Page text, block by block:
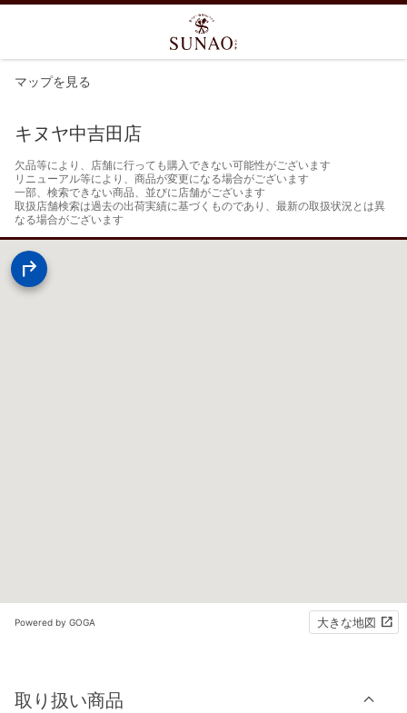
マップを見る
キヌヤ中吉田店
欠品等により、店舗に行っても購入できない可能性がございます
リニューアル等により、商品が変更になる場合がございます
一部、検索できない商品、並びに店舗がございます
取扱店舗検索は過去の出荷実績に基づくものであり、最新の取扱状況とは異
なる場合がございます
Powered by GOGA 大きな地図
取り扱い商品